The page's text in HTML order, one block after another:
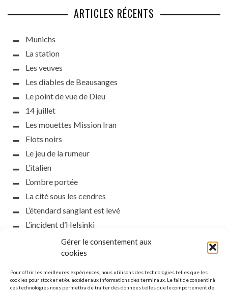
Gérer le consentement aux
cookies
Pour offrir les meilleures expériences, nous utilisons des technologies telles que les
cookies pour stocker et/ou accéder aux informations des terminaux. Le fait de consentir à
ces technologies nous permettra de traiter des données telles que le comportement de
ARTICLES RÉCENTS
Munichs
La station
Les veuves
Les diables de Beausanges
Le point de vue de Dieu
14 juillet
Les mouettes Mission Iran
Flots noirs
Le jeu de la rumeur
L’italien
L’ombre portée
La cité sous les cendres
L’étendard sanglant est levé
L’incident d’Helsinki
la petite fasciste
Toutes les nuances de la nuit
Que s’obscurcissent le soleil et la lumière